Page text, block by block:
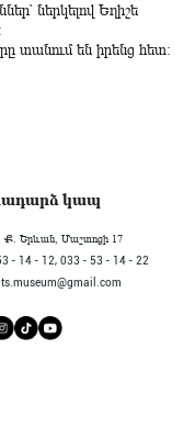
ներկելով Եղիշե
տանում են իրենց հետ:
կապ
Ք. Երևան, Մաշտոցի 17
- 14 - 12, 033 - 53 - 14 - 22